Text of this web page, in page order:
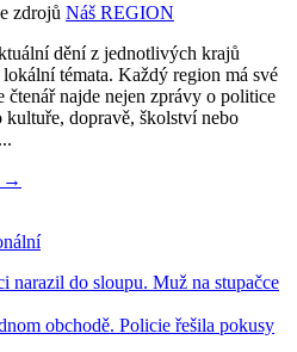
zdrojů Náš REGION
dění z jednotlivých krajů
témata. Každý region má své
čtenář najde nejen zprávy o politice
dopravě, školství nebo
→
narazil do sloupu. Muž na stupačce
obchodě. Policie řešila pokusy